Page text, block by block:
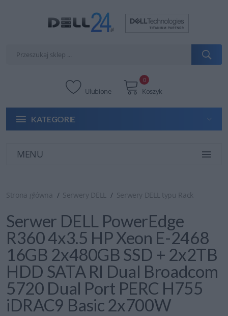
Ulubione Koszyk
0
KATEGORIE
MENU
Strona główna Serwery DELL Serwery DELL typu Rack
Serwer DELL PowerEdge
R360 4x3.5 HP Xeon E-2468
16GB 2x480GB SSD + 2x2TB
HDD SATA RI Dual Broadcom
5720 Dual Port PERC H755
iDRAC9 Basic 2x700W